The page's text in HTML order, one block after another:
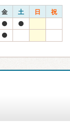
金 土 日 祝